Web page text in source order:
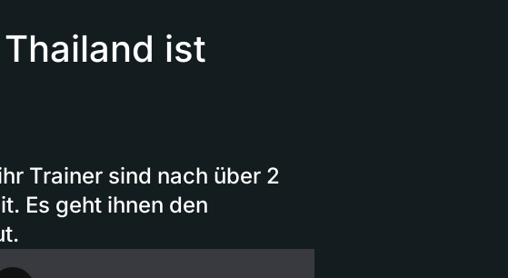
ist
Trainer sind nach über 2
Es geht ihnen den